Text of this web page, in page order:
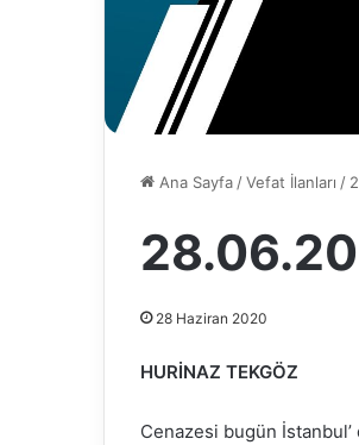
Ana Sayfa/Vefat İlanları /
28 Haziran 2020
HURİNAZ TEKGÖZ
Cenazesi bugün